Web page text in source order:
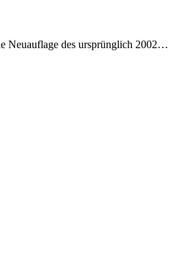
Neuauflage des ursprünglich 2002…